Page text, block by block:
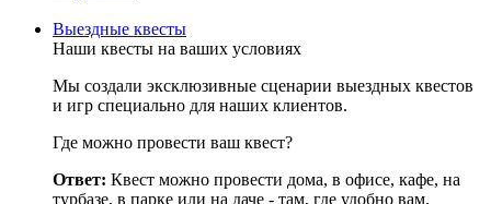
Выездные квесты
Наши квесты на ваших условиях
Мы создали эксклюзивные сценарии выездных квестов
и игр специально для наших клиентов.
Где можно провести ваш квест?
Ответ: Квест можно провести дома, в офисе, кафе, на
турбазе, в парке или на даче - там, где удобно вам.